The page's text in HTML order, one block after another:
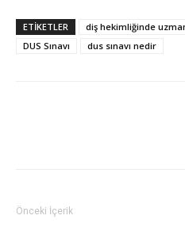
ETIKETLER diş hekimliğinde
DUS Sınavı
dus sınavı nedir
Önceki İçerik